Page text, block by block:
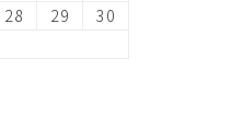
28 29
30